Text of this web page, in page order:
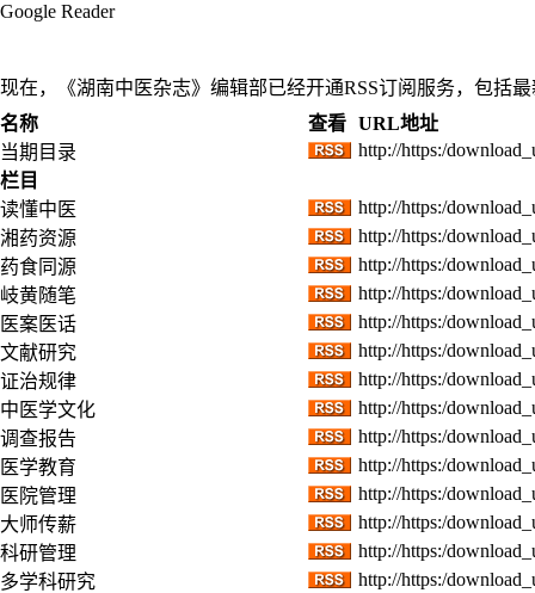
Google Reader
现在，《湖南中医杂志》编辑部已经开通RSS订阅服务，包括
名称
查看 URL地址
当期目录
http://https:/
栏目
读懂中医
http://https:/
湘药资源
http://https:/
药食同源
http://https:/
岐黄随笔
http://https:/
医案医话
http://https:/
文献研究
http://https:/
证治规律
http://https:/
中医学文化
http://https:/
调查报告
http://https:/
医学教育
http://https:/
医院管理
http://https:/
大师传薪
http://https:/
科研管理
http://https:/
多学科研究
http://https:/